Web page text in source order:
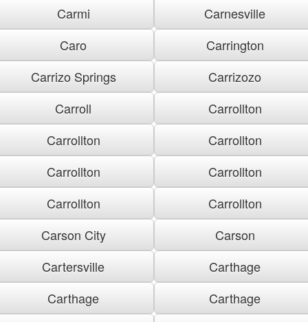
Carmi
Carnesville
Caro
Carrington
Carrizo Springs
Carrizozo
Carroll
Carrollton
Carrollton
Carrollton
Carrollton
Carrollton
Carrollton
Carrollton
Carson City
Carson
Cartersville
Carthage
Carthage
Carthage